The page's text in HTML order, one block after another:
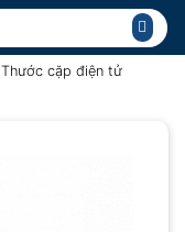
Thước cặp điện tử